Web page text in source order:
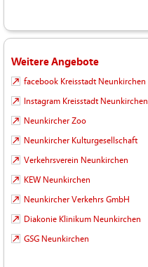
Weitere Angebote
facebook Kreisstadt Neunkirchen
Instagram Kreisstadt Neunkirchen
Neunkircher Zoo
Neunkircher Kulturgesellschaft
Verkehrsverein Neunkirchen
KEW Neunkirchen
Neunkircher Verkehrs GmbH
Diakonie Klinikum Neunkirchen
GSG Neunkirchen